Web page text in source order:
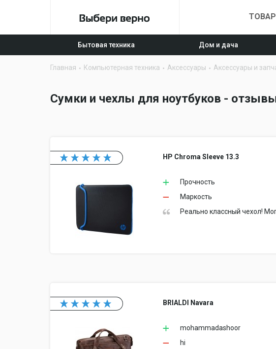
Бытовая техника Дом и дача
Главная Компьютерная техника Аксессуары Аксессуары и
Сумки и чехлы для ноутбуков -
HP Chroma Sleeve 13.3
Прочность
Маркость
Реально классный чехол!
BRIALDI Navara
mohammadashoor
hi